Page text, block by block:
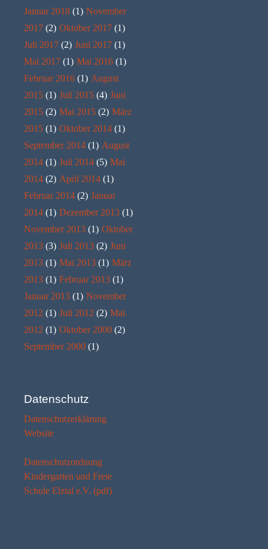
Januar 2018 (1) November
2017 (2) Oktober 2017 (1)
Juli 2017 (2) Juni 2017 (1)
Mai 2017 (1) Mai 2016 (1)
Februar 2016 (1) August
2015 (1) Juli 2015 (4) Juni
2015 (2) Mai 2015 (2) März
2015 (1) Oktober 2014 (1)
September 2014 (1) August
2014 (1) Juli 2014 (5) Mai
2014 (2) April 2014 (1)
Februar 2014 (2) Januar
2014 (1) Dezember 2013 (1)
November 2013 (1) Oktober
2013 (3) Juli 2013 (2) Juni
2013 (1) Mai 2013 (1) März
2013 (1) Februar 2013 (1)
Januar 2013 (1) November
2012 (1) Juli 2012 (2) Mai
2012 (1) Oktober 2000 (2)
September 2000 (1)
Datenschutz
Datenschutzerklärung
Website
Datenschutzordnung
Kindergarten und Freie
Schule Elztal e.V. (pdf)